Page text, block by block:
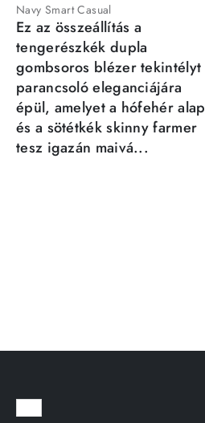
Navy Smart Casual
Ez az összeállítás a
tengerészkék dupla
gombsoros blézer tekintélyt
parancsoló eleganciájára
épül, amelyet a hófehér alap
és a sötétkék skinny farmer
tesz igazán maivá...